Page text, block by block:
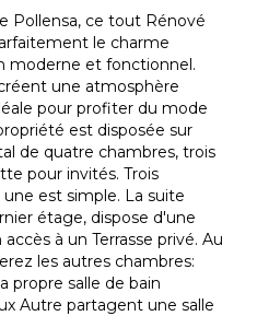
Pollensa, ce tout Rénové
le charme
moderne et fonctionnel.
une atmosphère
pour profiter du mode
est disposée sur
de quatre chambres, trois
pour invités. Trois
est simple. La suite
étage, dispose d'une
à un Terrasse privé. Au
les autres chambres:
propre salle de bain
Autre partagent une salle